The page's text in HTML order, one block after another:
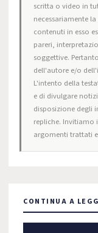
scritta o video in
necessariamente
contenuti in esso
pareri,
soggettive.
dell'autore e/o
L'intento della
e di divulgare
disposizione degli
repliche. Invitiamo
argomenti trattati
CONTINUA A